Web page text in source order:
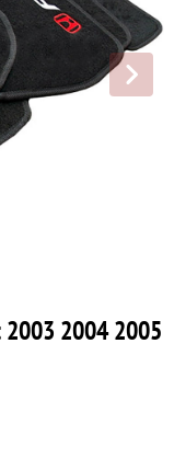
2003 2004 2005